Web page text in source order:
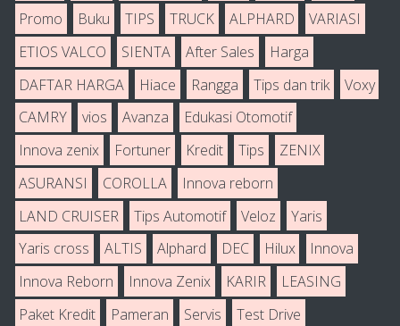
Promo
Buku TIPS TRUCK ALPHARD
VARIASI
ETIOS VALCO
SIENTA After Sales
Harga
DAFTAR HARGA
Hiace Rangga Tips dan trik
Voxy
CAMRY
vios Avanza
Edukasi Otomotif
Innova zenix
Fortuner Kredit Tips
ZENIX
ASURANSI
COROLLA
Innova reborn
LAND CRUISER
Tips Automotif Veloz
Yaris
Yaris cross
ALTIS Alphard DEC Hilux
Innova
Innova Reborn
Innova Zenix KARIR
LEASING
Paket Kredit
Pameran Servis
Test Drive